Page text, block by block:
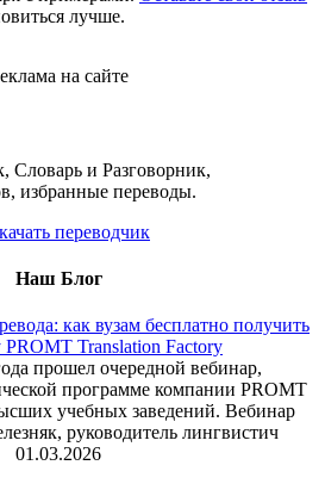
лучше.
на сайте
Словарь и Разговорник,
избранные переводы.
Наш Блог
как вузам бесплатно получить
PROMT Translation Factory
прошел очередной вебинар,
программе компании PROMT
учебных заведений. Вебинар
руководитель лингвистич
01.03.2026